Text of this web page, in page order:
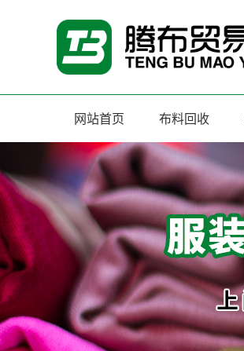
网站首页 布料回收